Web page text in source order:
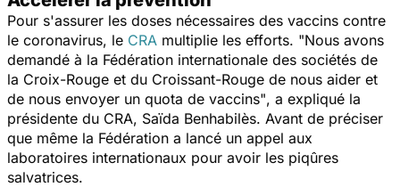
Pour s'assurer les doses nécessaires des vaccins contre
le coronavirus, le CRA multiplie les efforts. "Nous avons
demandé à la Fédération internationale des sociétés de
la Croix-Rouge et du Croissant-Rouge de nous aider et
de nous envoyer un quota de vaccins", a expliqué la
présidente du CRA, Saïda Benhabilès. Avant de préciser
que même la Fédération a lancé un appel aux
laboratoires internationaux pour avoir les piqûres
salvatrices.